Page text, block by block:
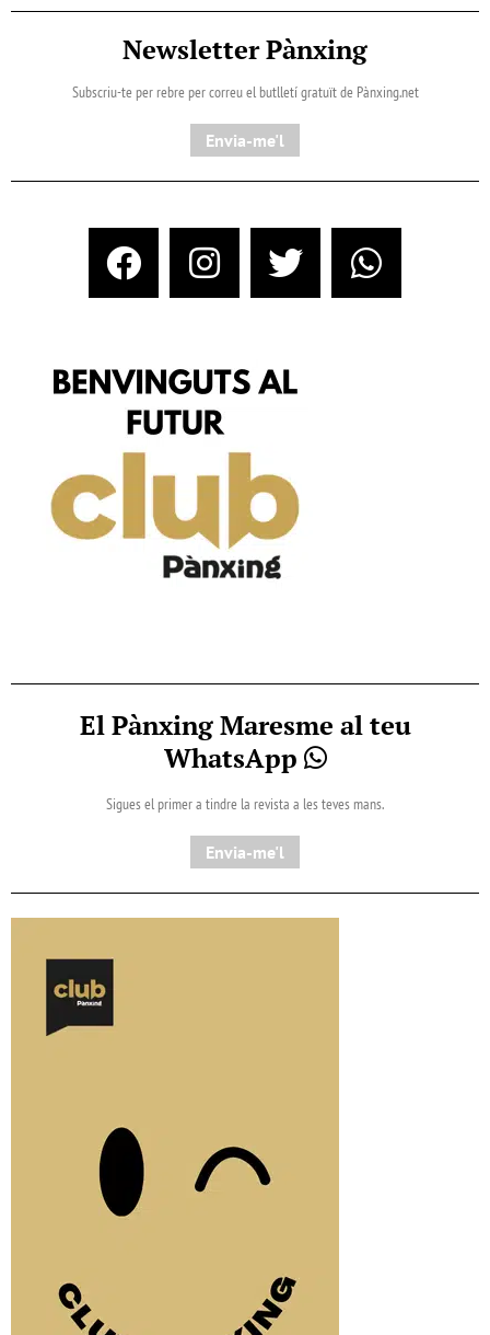
Newsletter Pànxing
Subscriu-te per rebre per correu el butlletí gratuït de Pànxing.net​
Envia-me'l
El Pànxing Maresme al teu
WhatsApp
Sigues el primer a tindre la revista a les teves mans.
Envia-me'l